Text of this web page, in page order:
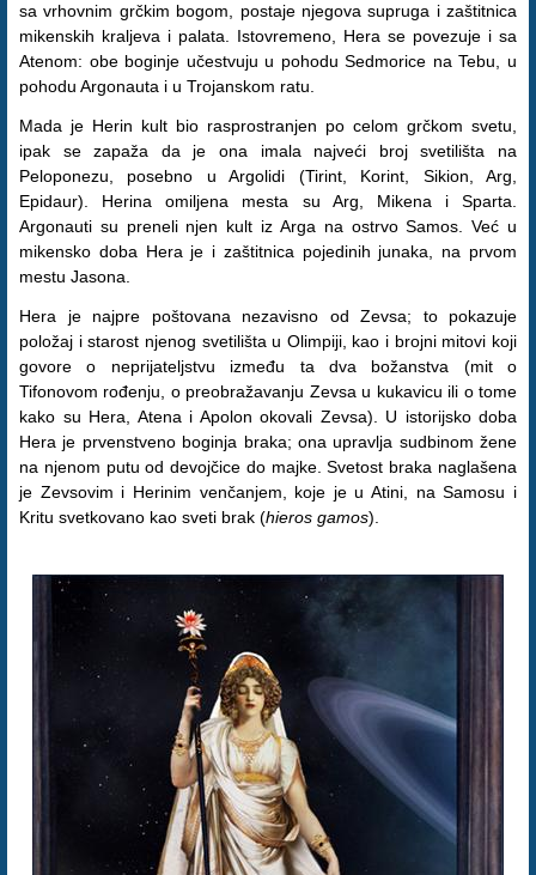
sa vrhovnim grčkim bogom, postaje njegova supruga i zaštitnica
mikenskih kraljeva i palata. Istovremeno, Hera se povezuje i sa
Atenom: obe boginje učestvuju u pohodu Sedmorice na Tebu, u
pohodu Argonauta i u Trojanskom ratu.
Mada je Herin kult bio rasprostranjen po celom grčkom svetu,
ipak se zapaža da je ona imala najveći broj svetilišta na
Peloponezu, posebno u Argolidi (Tirint, Korint, Sikion, Arg,
Epidaur). Herina omiljena mesta su Arg, Mikena i Sparta.
Argonauti su preneli njen kult iz Arga na ostrvo Samos. Već u
mikensko doba Hera je i zaštitnica pojedinih junaka, na prvom
mestu Jasona.
Hera je najpre poštovana nezavisno od Zevsa; to pokazuje
položaj i starost njenog svetilišta u Olimpiji, kao i brojni mitovi koji
govore o neprijateljstvu između ta dva božanstva (mit o
Tifonovom rođenju, o preobražavanju Zevsa u kukavicu ili o tome
kako su Hera, Atena i Apolon okovali Zevsa). U istorijsko doba
Hera je prvenstveno boginja braka; ona upravlja sudbinom žene
na njenom putu od devojčice do majke. Svetost braka naglašena
je Zevsovim i Herinim venčanjem, koje je u Atini, na Samosu i
Kritu svetkovano kao sveti brak (hieros gamos).